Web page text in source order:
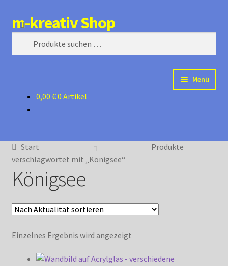
Zur
Navigation
springen
Zum
Inhalt
springen
m-kreativ Shop
Suchen
Menü
Warenkorb
Kasse
zurück zur Startseite
0,00 €0 Artikel
Start
Produkte
verschlagwortet mit „Königsee“
Königsee
Einzelnes Ergebnis wird angezeigt